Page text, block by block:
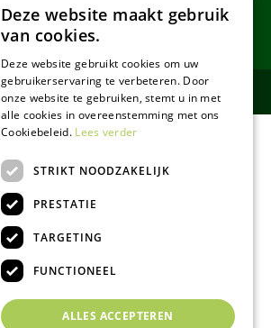
Deze website maakt gebruik
van cookies.
Deze website gebruikt cookies om uw
gebruikerservaring te verbeteren. Door
onze website te gebruiken, stemt u in met
alle cookies in overeenstemming met ons
Cookiebeleid. Lees verder
STRIKT NOODZAKELIJK
PRESTATIE
TARGETING
FUNCTIONEEL
ALLES ACCEPTEREN